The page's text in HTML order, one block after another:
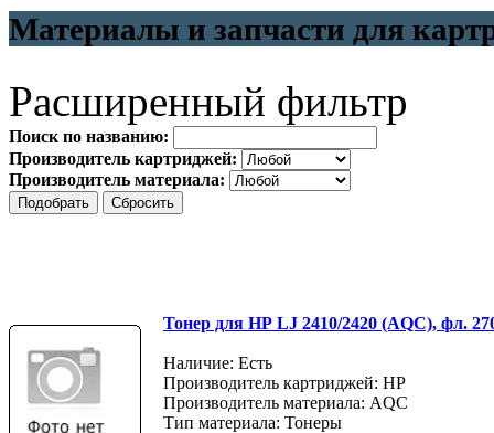
Материалы и запчасти для
Расширенный фильтр
Поиск по названию:
Производитель картриджей:
Производитель материала:
Тонер для НР LJ 2410/2420 (AQC), фл.
Наличие: Есть
Производитель картриджей: HP
Производитель материала: AQC
Тип материала: Тонеры